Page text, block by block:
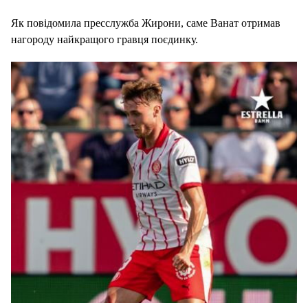
Як повідомила пресслужба Жирони, саме Ванат отримав
нагороду найкращого гравця поєдинку.